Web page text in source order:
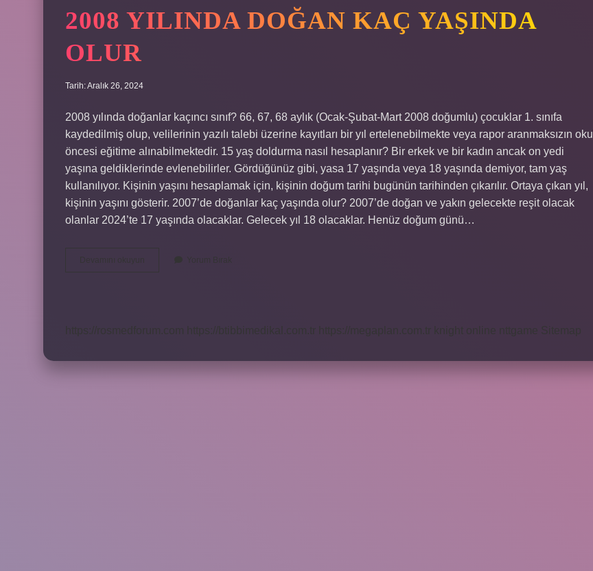
2008 YILINDA DOĞAN KAÇ YAŞINDA
OLUR
Tarih: Aralık 26, 2024
2008 yılında doğanlar kaçıncı sınıf? 66, 67, 68 aylık (Ocak-Şubat-Mart 2008 doğumlu) çocuklar 1. sınıfa
kaydedilmiş olup, velilerinin yazılı talebi üzerine kayıtları bir yıl ertelenebilmekte veya rapor aranmaksızın okul
öncesi eğitime alınabilmektedir. 15 yaş doldurma nasıl hesaplanır? Bir erkek ve bir kadın ancak on yedi
yaşına geldiklerinde evlenebilirler. Gördüğünüz gibi, yasa 17 yaşında veya 18 yaşında demiyor, tam yaş
kullanılıyor. Kişinin yaşını hesaplamak için, kişinin doğum tarihi bugünün tarihinden çıkarılır. Ortaya çıkan yıl,
kişinin yaşını gösterir. 2007’de doğanlar kaç yaşında olur? 2007’de doğan ve yakın gelecekte reşit olacak
olanlar 2024’te 17 yaşında olacaklar. Gelecek yıl 18 olacaklar. Henüz doğum günü…